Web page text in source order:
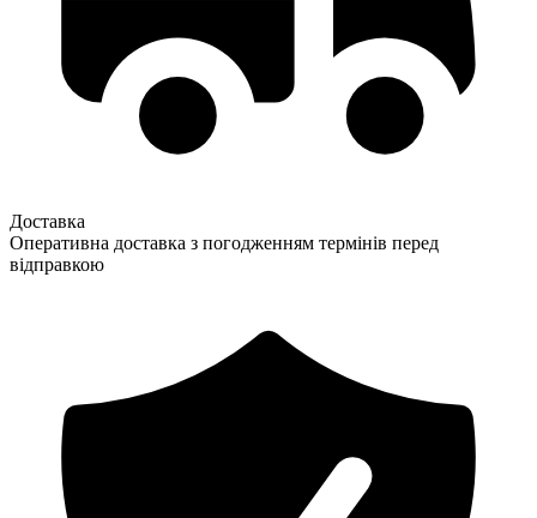
Доставка
Оперативна доставка з погодженням термінів перед
відправкою